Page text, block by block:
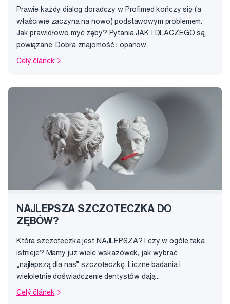
Prawie każdy dialog doradczy w Profimed kończy się (a
właściwie zaczyna na nowo) podstawowym problemem.
Jak prawidłowo myć zęby? Pytania JAK i DLACZEGO są
powiązane. Dobra znajomość i opanow...
Celý článek
NAJLEPSZA SZCZOTECZKA DO
ZĘBÓW?
Która szczoteczka jest NAJLEPSZA? I czy w ogóle taka
istnieje? Mamy już wiele wskazówek, jak wybrać
„najlepszą dla nas” szczoteczkę. Liczne badania i
wieloletnie doświadczenie dentystów dają...
Celý článek